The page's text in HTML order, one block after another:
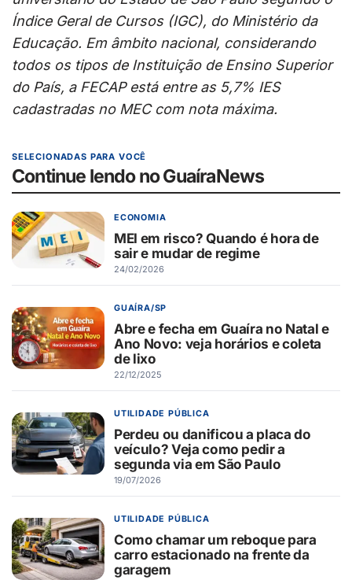
Índice Geral de Cursos (IGC), do Ministério da
Educação. Em âmbito nacional, considerando
todos os tipos de Instituição de Ensino Superior
do País, a FECAP está entre as 5,7% IES
cadastradas no MEC com nota máxima.
SELECIONADAS PARA VOCÊ
Continue lendo no GuaíraNews
ECONOMIA
MEI em risco? Quando é hora de
sair e mudar de regime
24/02/2026
GUAÍRA/SP
Abre e fecha em Guaíra no Natal e
Ano Novo: veja horários e coleta
de lixo
22/12/2025
UTILIDADE PÚBLICA
Perdeu ou danificou a placa do
veículo? Veja como pedir a
segunda via em São Paulo
19/07/2026
UTILIDADE PÚBLICA
Como chamar um reboque para
carro estacionado na frente da
garagem​